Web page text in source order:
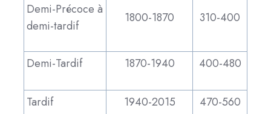
Demi-Précoce à
demi-tardif
1800-1870 310-400
Demi-Tardif 1870-1940 400-480
Tardif 1940-2015 470-560